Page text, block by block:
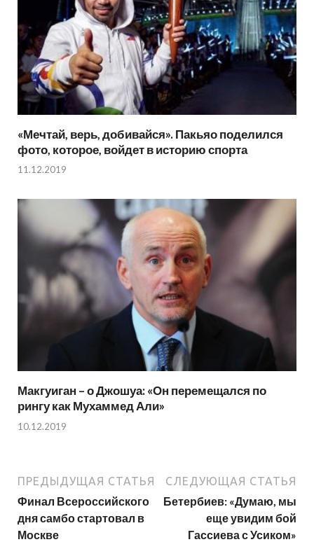
«Мечтай, верь, добивайся». Пакьяо поделился
фото, которое, войдет в историю спорта
11.12.2019
Макгуиган – о Джошуа: «Он перемещался по
рингу как Мухаммед Али»
10.12.2019
ПРЕДЫДУЩАЯ СТАТЬЯ
Финал Всероссийского
дня самбо стартовал в
Москве
СЛЕДУЮЩАЯ СТАТЬЯ
Бетербиев: «Думаю, мы
еще увидим бой
Гассиева с Усиком»